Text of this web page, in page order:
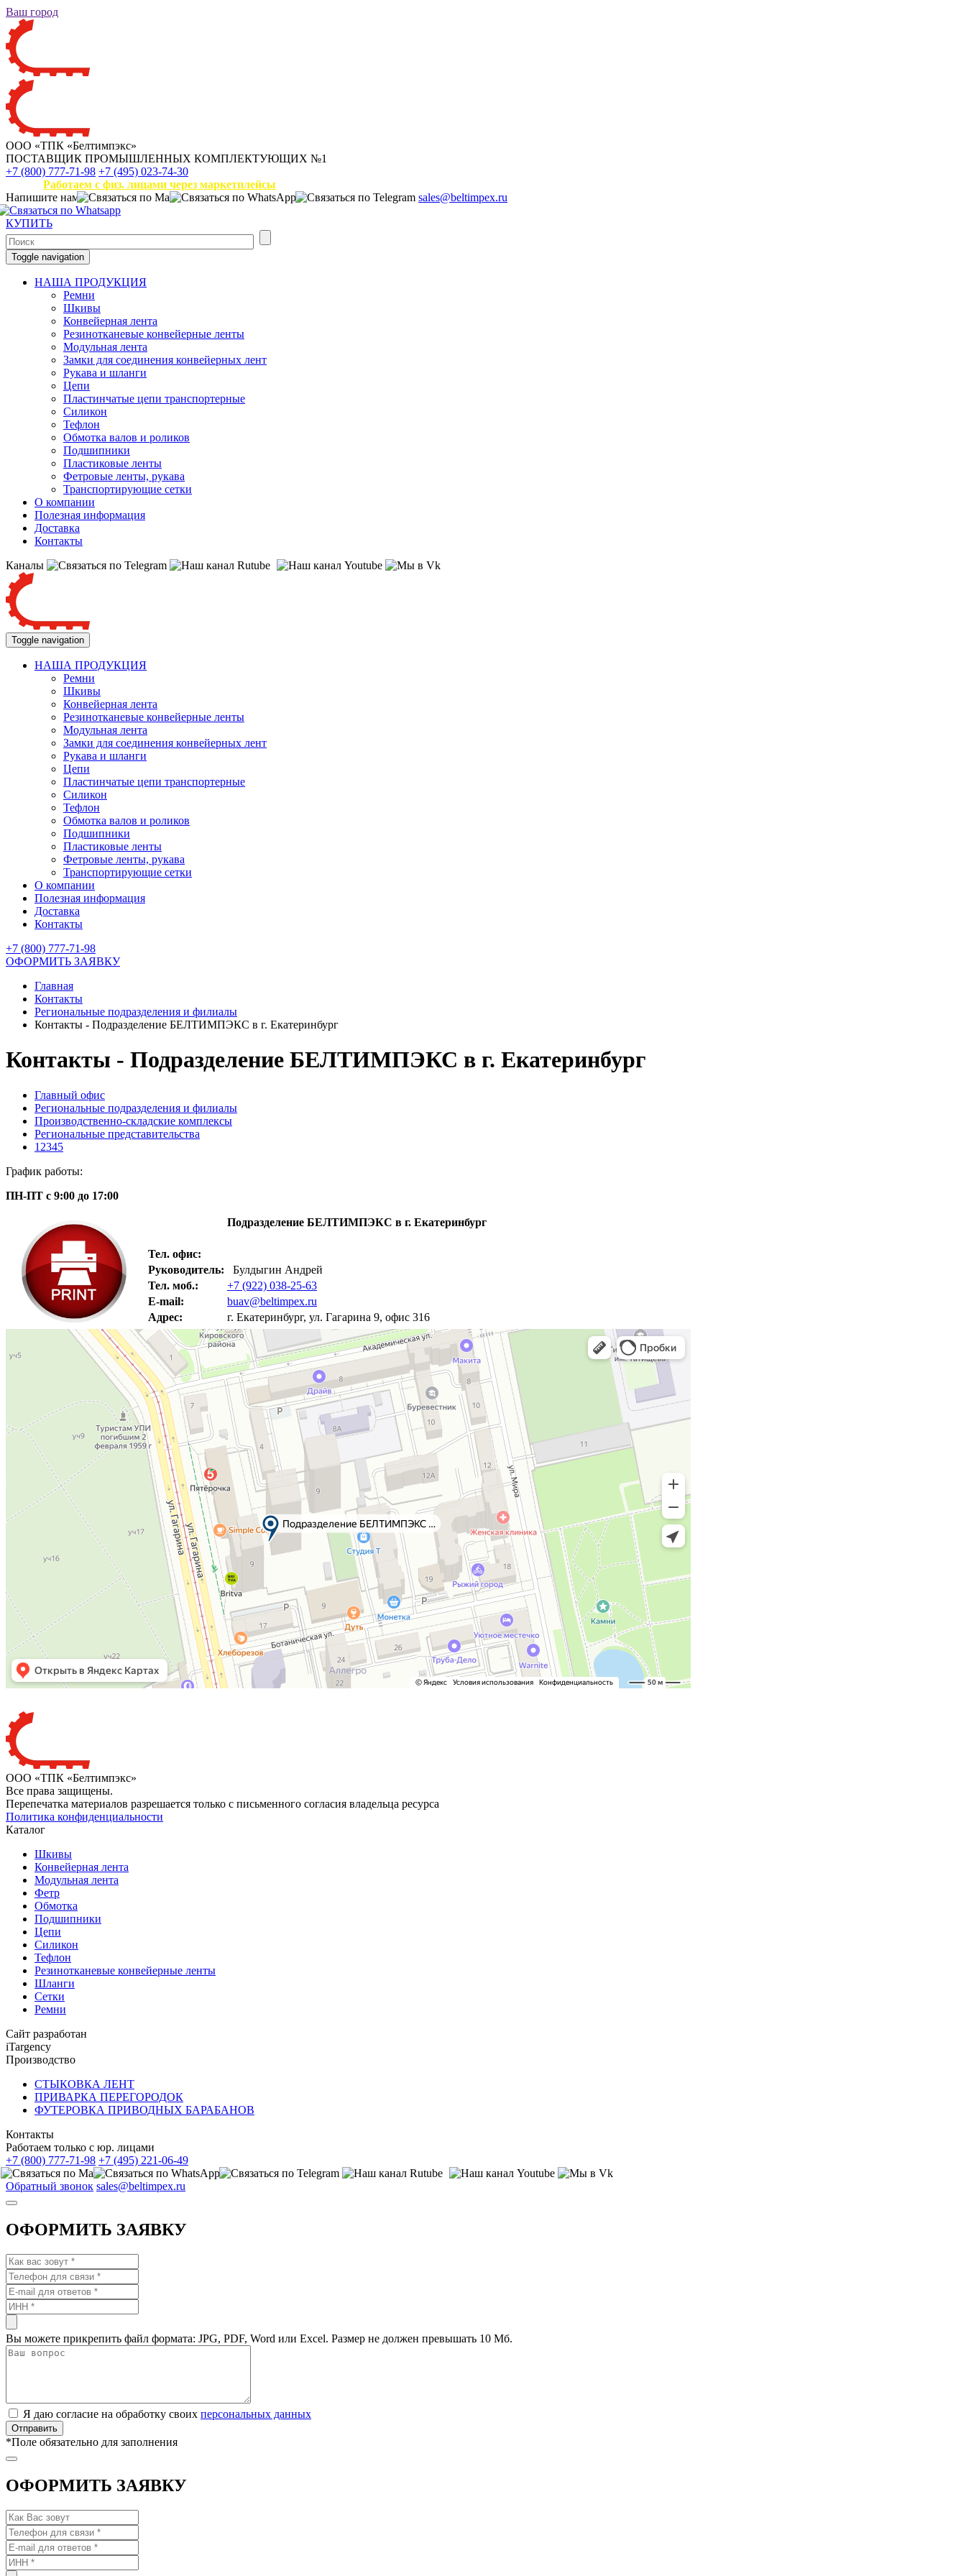
Ваш город
ООО «ТПК «Белтимпэкс»
ПОСТАВЩИК ПРОМЫШЛЕННЫХ КОМПЛЕКТУЮЩИХ №1
+7 (800) 777-71-98 +7 (495) 023-74-30
Работаем с физ. лицами через маркетплейсы
Напишите нам
sales@beltimpex.ru
КУПИТЬ
Toggle navigation
НАША ПРОДУКЦИЯ
Ремни
Шкивы
Конвейерная лента
Резинотканевые конвейерные ленты
Модульная лента
Замки для соединения конвейерных лент
Рукава и шланги
Цепи
Пластинчатые цепи транспортерные
Силикон
Тефлон
Обмотка валов и роликов
Подшипники
Пластиковые ленты
Фетровые ленты, рукава
Транспортирующие сетки
О компании
Полезная информация
Доставка
Контакты
Каналы
Toggle navigation
НАША ПРОДУКЦИЯ
Ремни
Шкивы
Конвейерная лента
Резинотканевые конвейерные ленты
Модульная лента
Замки для соединения конвейерных лент
Рукава и шланги
Цепи
Пластинчатые цепи транспортерные
Силикон
Тефлон
Обмотка валов и роликов
Подшипники
Пластиковые ленты
Фетровые ленты, рукава
Транспортирующие сетки
О компании
Полезная информация
Доставка
Контакты
+7 (800) 777-71-98
ОФОРМИТЬ ЗАЯВКУ
Главная
Контакты
Региональные подразделения и филиалы
Контакты - Подразделение БЕЛТИМПЭКС в г. Екатеринбург
Контакты - Подразделение БЕЛТИМПЭКС в г. Екатеринбург
Главный офис
Региональные подразделения и филиалы
Производственно-складские комплексы
Региональные представительства
12345
График работы:
ПН-ПТ с 9:00 до 17:00
Подразделение БЕЛТИМПЭКС в г. Екатеринбург
Тел. офис:
Руководитель:
Булдыгин Андрей
Тел. моб.:
+7 (922) 038-25-63
E-mail:
buav@beltimpex.ru
Адрес:
г. Екатеринбург, ул. Гагарина 9, офис 316
ООО «ТПК «Белтимпэкс»
Все права защищены.
Перепечатка материалов разрешается только с письменного согласия владельца ресурса
Политика конфиденциальности
Каталог
Шкивы
Конвейерная лента
Модульная лента
Фетр
Обмотка
Подшипники
Цепи
Силикон
Тефлон
Резинотканевые конвейерные ленты
Шланги
Сетки
Ремни
Сайт разработан
iTargency
Производство
СТЫКОВКА ЛЕНТ
ПРИВАРКА ПЕРЕГОРОДОК
ФУТЕРОВКА ПРИВОДНЫХ БАРАБАНОВ
Контакты
Работаем только с юр. лицами
+7 (800) 777-71-98 +7 (495) 221-06-49
Обратный звонок sales@beltimpex.ru
ОФОРМИТЬ ЗАЯВКУ
Вы можете прикрепить файл формата: JPG, PDF, Word или Excel. Размер не должен превышать 10 Мб.
Я даю согласие на обработку своих персональных данных
*Поле обязательно для заполнения
ОФОРМИТЬ ЗАЯВКУ